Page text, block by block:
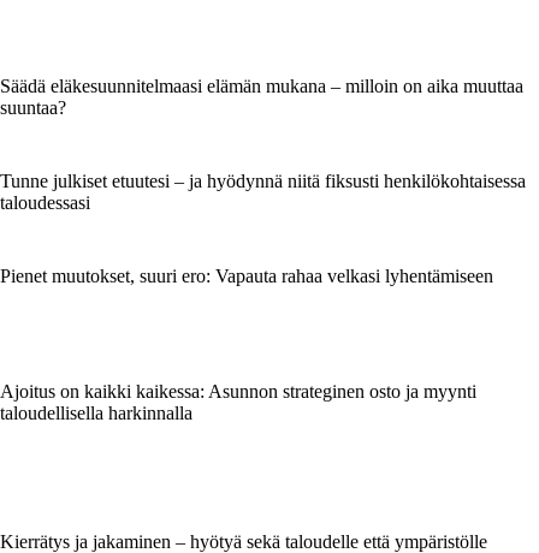
Säädä eläkesuunnitelmaasi elämän mukana – milloin on aika muuttaa
suuntaa?
Tunne julkiset etuutesi – ja hyödynnä niitä fiksusti henkilökohtaisessa
taloudessasi
Pienet muutokset, suuri ero: Vapauta rahaa velkasi lyhentämiseen
Ajoitus on kaikki kaikessa: Asunnon strateginen osto ja myynti
taloudellisella harkinnalla
Kierrätys ja jakaminen – hyötyä sekä taloudelle että ympäristölle